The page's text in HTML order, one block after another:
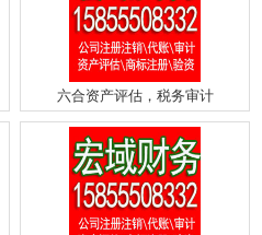
六合资产评估，税务审计